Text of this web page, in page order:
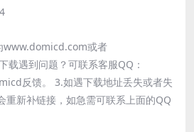
www.domicd.com或者
遇到问题？可联系客服QQ：
反馈。 3.如遇下载地址丢失或者失
重新补链接，如急需可联系上面的QQ